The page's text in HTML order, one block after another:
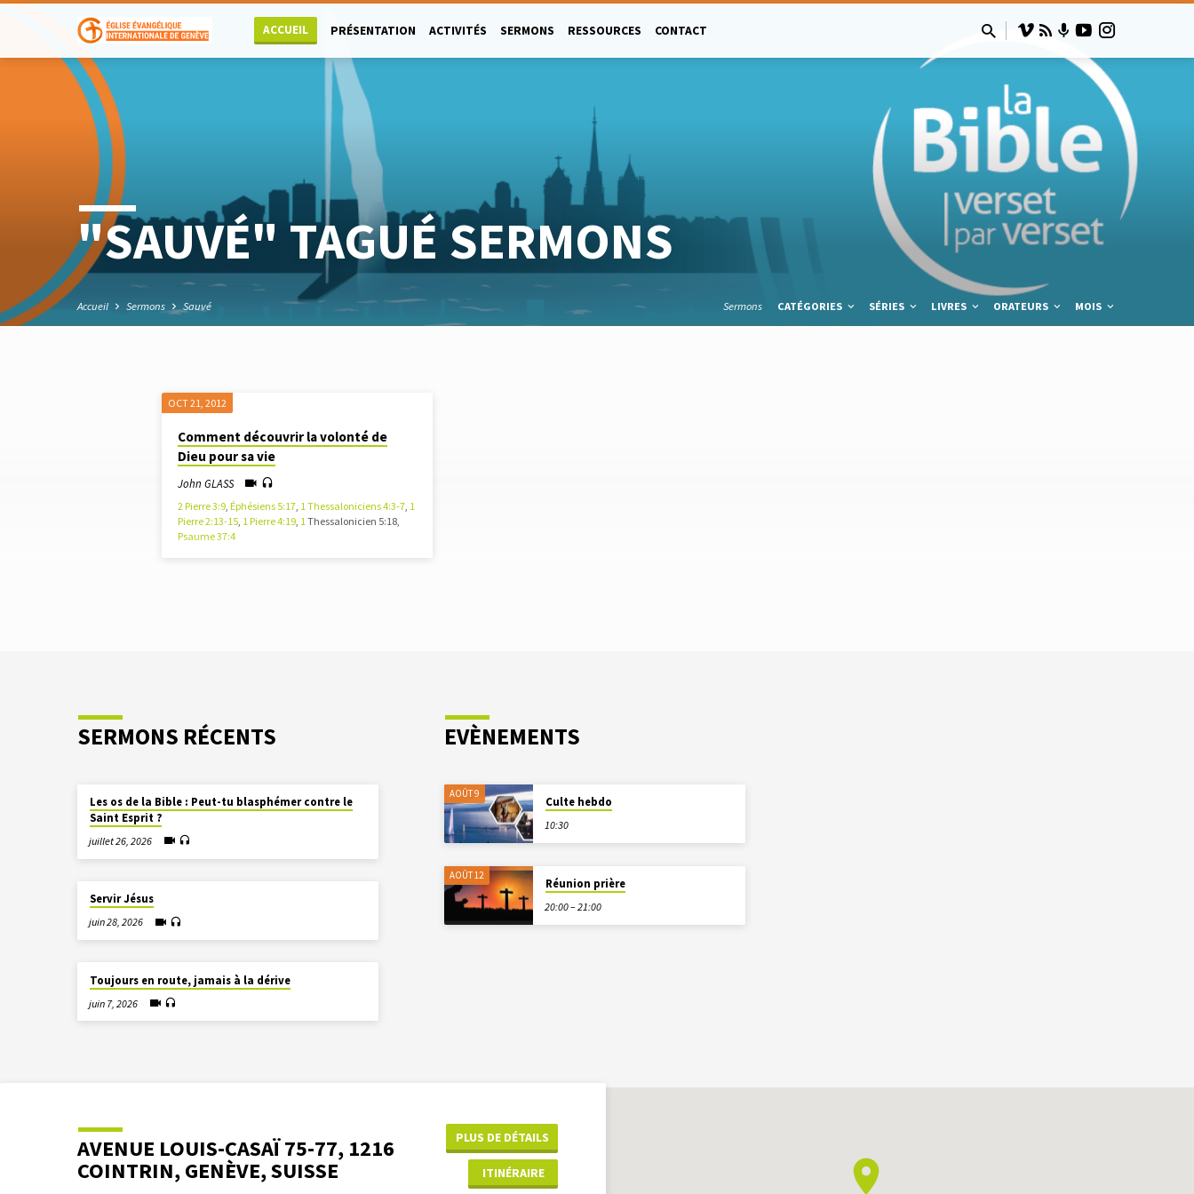
ACCUEIL PRÉSENTATION ACTIVITÉS SERMONS RESSOURCES CONTACT
"SAUVÉ" TAGUÉ SERMONS
Accueil Sermons Sauvé Sermons CATÉGORIES SÉRIES LIVRES ORATEURS MOIS
"SAUVÉ"
TAGUÉ
SERMONS
OCT 21, 2012
Comment découvrir la volonté de
Dieu pour sa vie
John GLASS
2 Pierre 3:9, Éphésiens 5:17, 1 Thessaloniciens 4:3-7, 1
Pierre 2:13-15, 1 Pierre 4:19, 1Thessalonicien 5:18,
Psaume 37:4
SERMONS RÉCENTS
Les os de la Bible : Peut-tu blasphémer contre le
Saint Esprit ?
juillet 26, 2026
Servir Jésus
juin 28, 2026
Toujours en route, jamais à la dérive
juin 7, 2026
EVÈNEMENTS
AOÛT 9
Culte hebdo
10:30
AOÛT 12
Réunion prière
20:00 – 21:00
AVENUE LOUIS-CASAÏ 75-77, 1216
COINTRIN, GENÈVE, SUISSE
PLUS DE DÉTAILS
ITINÉRAIRE